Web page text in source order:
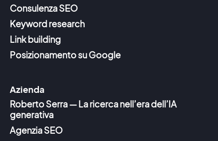
Consulenza SEO
Keyword research
Link building
Posizionamento su Google
Azienda
Roberto Serra — La ricerca nell’era dell’IA
generativa
Agenzia SEO